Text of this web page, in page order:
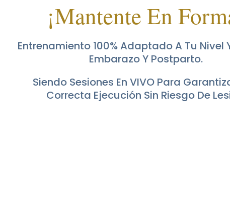
¡Mantente En
Entrenamiento 100% Adaptado A Tu Nivel
Embarazo Y Postparto.
Siendo Sesiones En VIVO Para
Correcta Ejecución Sin Riesgo De